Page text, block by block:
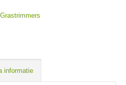
Grastrimmers
informatie